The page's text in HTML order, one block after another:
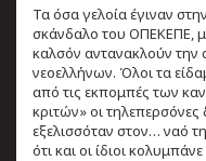
Τα όσα γελοία έγιναν
σκάνδαλο του ΟΠΕΚΕΠΕ,
καλσόν αντανακλούν την
νεοελλήνων. Όλοι τα
από τις εκπομπές των
κριτών» οι
εξελισσόταν στον… ναό
ότι και οι ίδιοι